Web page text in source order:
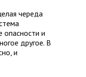
череда
опасности и
другое. В
и